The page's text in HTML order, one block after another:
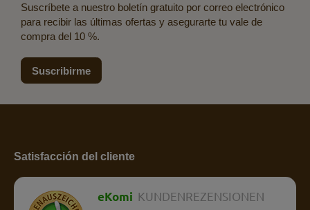
Suscríbete a nuestro boletín gratuito por correo electrónico
para recibir las últimas ofertas y asegurarte tu vale de
compra del 10 %.
Suscribirme
Satisfacción del cliente
eKomi KUNDENREZENSIONEN